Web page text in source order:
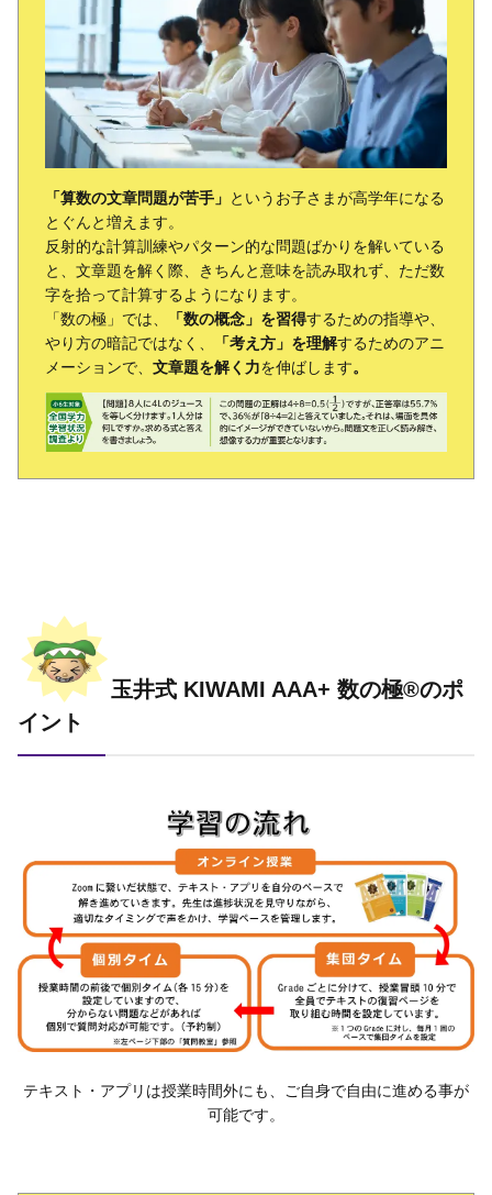
「算数の文章問題が苦手」 というお子さまが高学年になる
とぐんと増えます。
反射的な計算訓練やパターン的な問題ばかりを解いている
と、文章題を解く際、きちんと意味を読み取れず、ただ数
字を拾って計算するようになります。
「数の極」では、
「数の概念」を習得するための指導や、
やり方の暗記ではなく、
「考え方」を理解するためのアニ
メーションで、 文章題を解く力を伸ばします。
玉井式 KIWAMI AAA+ 数の極®のポ
イント
テキスト・アプリは授業時間外にも、ご自身で自由に進める事が
可能です。